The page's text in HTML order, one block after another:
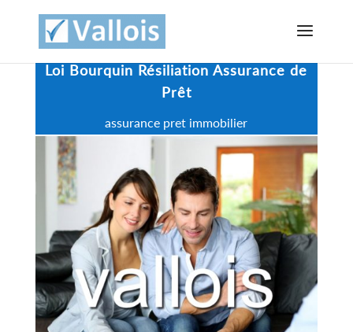
Loi Bourquin Résiliation Assurance de
Prêt
assurance pret immobilier